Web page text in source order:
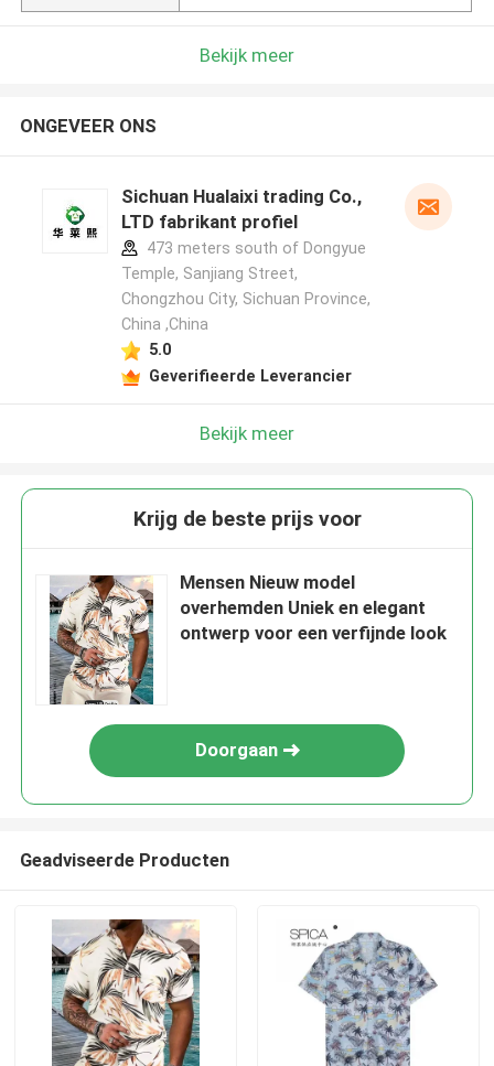
Bekijk meer
ONGEVEER ONS
Sichuan Hualaixi trading Co.,
LTD fabrikant profiel
473 meters south of Dongyue
Temple, Sanjiang Street,
Chongzhou City, Sichuan Province,
China ,China
5.0
Geverifieerde Leverancier
Bekijk meer
Krijg de beste prijs voor
Mensen Nieuw model
overhemden Uniek en elegant
ontwerp voor een verfijnde look
Doorgaan
Geadviseerde Producten